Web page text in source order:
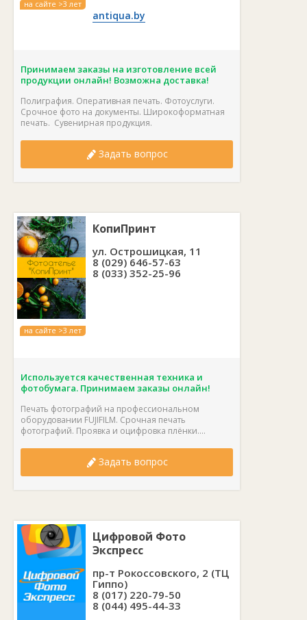
на сайте >3 лет
antiqua.by
Принимаем заказы на изготовление всей
продукции онлайн! Возможна доставка!
Полиграфия. Оперативная печать. Фотоуслуги.
Срочное фото на документы. Широкоформатная
печать. Сувенирная продукция.
Задать вопрос
на сайте >3 лет
КопиПринт
ул. Острошицкая, 11
8 (029) 646-57-63
8 (033) 352-25-96
Используется качественная техника и
фотобумага. Принимаем заказы онлайн!
Печать фотографий на профессиональном
оборудовании FUJIFILM. Срочная печать
фотографий. Проявка и оцифровка плёнки....
Задать вопрос
Цифровой Фото
Экспресс
пр-т Рокоссовского, 2 (ТЦ
Гиппо)
8 (017) 220-79-50
8 (044) 495-44-33